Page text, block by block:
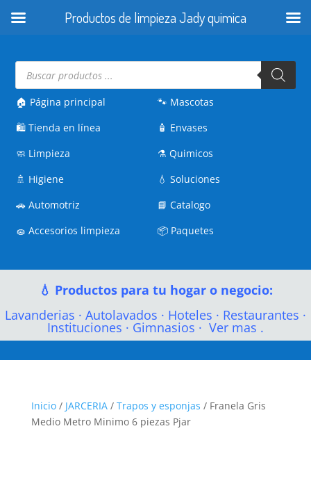
Búsqueda
productos
🏠 Página principal
🛍️Tienda en línea
🧼 Limpieza
🚿 Higiene
🚗Automotriz
🧽Accesorios limpieza
🐾 Mascotas
🧴 Envases
⚗️Quimicos
💧Soluciones
📘Catalogo
📦 Paquetes
💧 Productos para tu hogar o negocio:
Lavanderias · Autolavados · Hoteles · Restaurantes ·
Instituciones · Gimnasios · Ver mas .
Inicio/ JARCERIA/ Trapos y esponjas / Franela Gris
Medio Metro Minimo 6 piezas Pjar
Productos de limpieza Jady quimica